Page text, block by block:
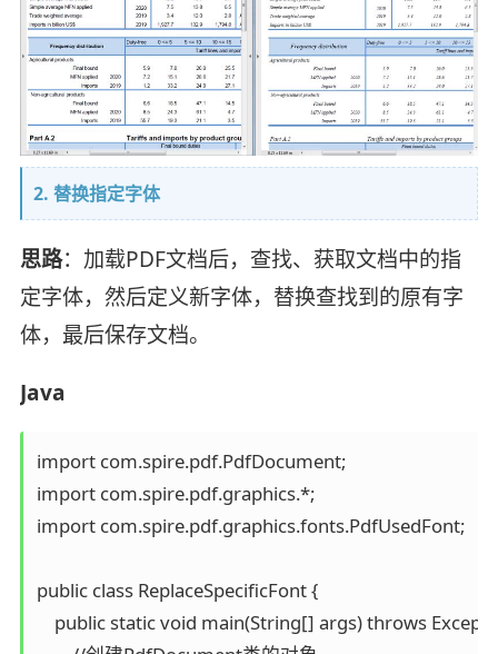
2. 替换指定字体
思路：加载PDF文档后，查找、获取文档中的指
定字体，然后定义新字体，替换查找到的原有字
体，最后保存文档。
Java
import com.spire.pdf.PdfDocument;
import com.spire.pdf.graphics.*;
import com.spire.pdf.graphics.fonts.PdfUsedFont;
public class ReplaceSpecificFont {
public static void main(String[] args) throws